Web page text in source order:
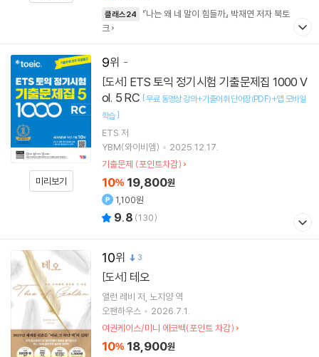
클래스24
『나는 왜 네 말이 힘들까』 박재연 저자 북토
크
9
미리보기
[도서]
ol. 5 RC [무료 동영상 강의+기출어휘 단어장(PDF)+앱 모바일
학습]
ETS 저
YBM(와이비엠)
2025.12.17.
기출문제 (포인트차감)
10% 19,800원
1,100원
9.8 (130)
10 3
[도서] 테오
앨런 레비 저 노지양역
오팬하우스
2026.7.1.
여권케이스/미니 에코백(포인트 차감)
10% 18,900원